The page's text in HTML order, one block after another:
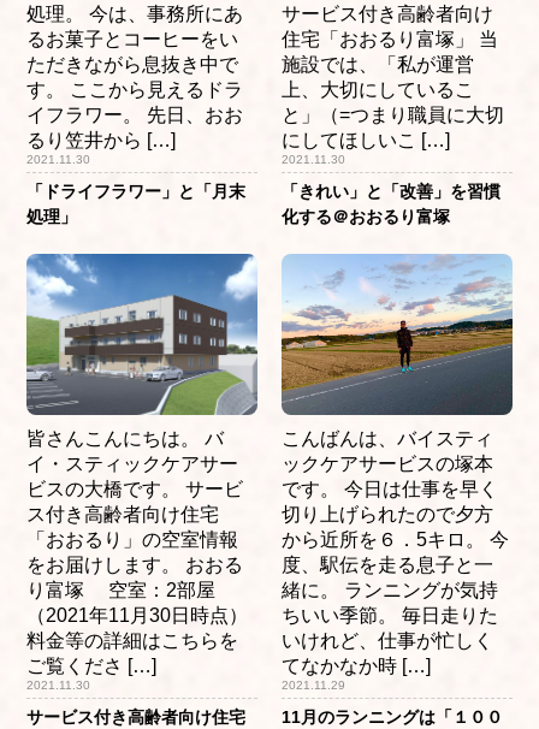
「ドライフラワー」と「月末
処理」
2021.11.30
処理。 今は、事務所にあ
るお菓子とコーヒーをい
ただきながら息抜き中で
す。 ここから見えるドラ
イフラワー。 先日、おお
るり笠井から […]
「きれい」と「改善」を習慣
化する＠おおるり富塚
2021.11.30
サービス付き高齢者向け
住宅「おおるり富塚」 当
施設では、「私が運営
上、大切にしているこ
と」（=つまり職員に大切
にしてほしいこ […]
サービス付き高齢者向け住宅
2021.11.30
皆さんこんにちは。 バ
イ・スティックケアサー
ビスの大橋です。 サービ
ス付き高齢者向け住宅
「おおるり」の空室情報
をお届けします。 おおる
り富塚 空室：2部屋
（2021年11月30日時点）
料金等の詳細はこちらを
ご覧くださ […]
11月のランニングは「１００
2021.11.29
こんばんは、バイスティ
ックケアサービスの塚本
です。 今日は仕事を早く
切り上げられたので夕方
から近所を６．5キロ。 今
度、駅伝を走る息子と一
緒に。 ランニングが気持
ちいい季節。 毎日走りた
いけれど、仕事が忙しく
てなかなか時 […]